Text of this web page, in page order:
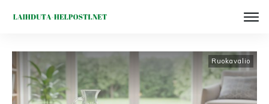
Ruokavalio